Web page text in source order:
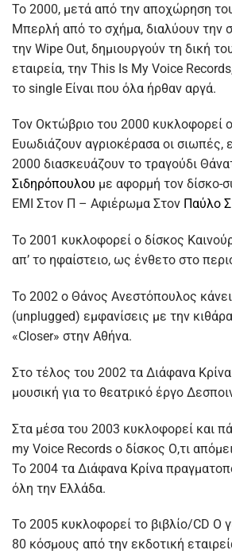
Το 2000, μετά από την αποχώρηση
Μπερλή από το σχήμα, διαλύουν την
την Wipe Out, δημιουργούν τη δική
εταιρεία, την This Is My Voice
το single Είναι που όλα ήρθαν αργά.
Τον Οκτώβριο του 2000 κυκλοφορεί
Ευωδιάζουν αγριοκέρασα οι σιωπές,
2000 διασκευάζουν το τραγούδι
Σιδηρόπουλου με αφορμή τον δίσκο-
EMI Στον Π – Αφιέρωμα Στον Παύλο
Το 2001 κυκλοφορεί ο δίσκος
απ’ το ηφαίστειο, ως ένθετο στο
Το 2002 ο Θάνος Ανεστόπουλος
(unplugged) εμφανίσεις με την
«Closer» στην Αθήνα.
Στο τέλος του 2002 τα Διάφανα
μουσική για το θεατρικό έργο
Στα μέσα του 2003 κυκλοφορεί και
my Voice Records ο δίσκος Ο,τι
Το 2004 τα Διάφανα Κρίνα
όλη την Ελλάδα.
Το 2005 κυκλοφορεί το βιβλίο/CD Ο
80 κόσμους από την εκδοτική